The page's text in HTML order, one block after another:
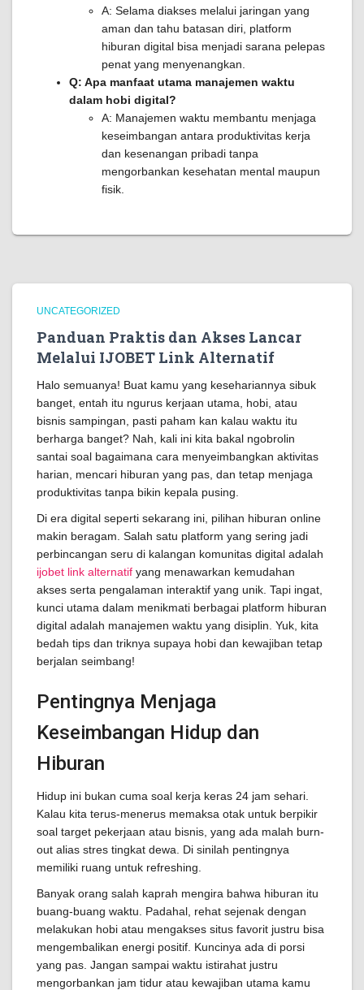
A: Selama diakses melalui jaringan yang
aman dan tahu batasan diri, platform
hiburan digital bisa menjadi sarana pelepas
penat yang menyenangkan.
Q: Apa manfaat utama manajemen waktu
dalam hobi digital?
A: Manajemen waktu membantu menjaga
keseimbangan antara produktivitas kerja
dan kesenangan pribadi tanpa
mengorbankan kesehatan mental maupun
fisik.
UNCATEGORIZED
Panduan Praktis dan Akses Lancar
Melalui IJOBET Link Alternatif
Halo semuanya! Buat kamu yang kesehariannya sibuk
banget, entah itu ngurus kerjaan utama, hobi, atau
bisnis sampingan, pasti paham kan kalau waktu itu
berharga banget? Nah, kali ini kita bakal ngobrolin
santai soal bagaimana cara menyeimbangkan aktivitas
harian, mencari hiburan yang pas, dan tetap menjaga
produktivitas tanpa bikin kepala pusing.
Di era digital seperti sekarang ini, pilihan hiburan online
makin beragam. Salah satu platform yang sering jadi
perbincangan seru di kalangan komunitas digital adalah
ijobet link alternatif yang menawarkan kemudahan
akses serta pengalaman interaktif yang unik. Tapi ingat,
kunci utama dalam menikmati berbagai platform hiburan
digital adalah manajemen waktu yang disiplin. Yuk, kita
bedah tips dan triknya supaya hobi dan kewajiban tetap
berjalan seimbang!
Pentingnya Menjaga
Keseimbangan Hidup dan
Hiburan
Hidup ini bukan cuma soal kerja keras 24 jam sehari.
Kalau kita terus-menerus memaksa otak untuk berpikir
soal target pekerjaan atau bisnis, yang ada malah burn-
out alias stres tingkat dewa. Di sinilah pentingnya
memiliki ruang untuk refreshing.
Banyak orang salah kaprah mengira bahwa hiburan itu
buang-buang waktu. Padahal, rehat sejenak dengan
melakukan hobi atau mengakses situs favorit justru bisa
mengembalikan energi positif. Kuncinya ada di porsi
yang pas. Jangan sampai waktu istirahat justru
mengorbankan jam tidur atau kewajiban utama kamu